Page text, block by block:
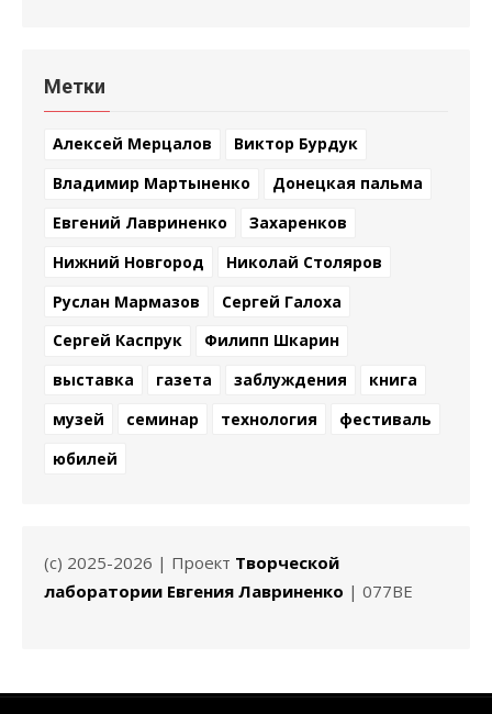
Метки
Алексей Мерцалов
Виктор Бурдук
Владимир Мартыненко
Донецкая пальма
Евгений Лавриненко
Захаренков
Нижний Новгород
Николай Столяров
Руслан Мармазов
Сергей Галоха
Сергей Каспрук
Филипп Шкарин
выставка
газета заблуждения
книга
музей
семинар технология
фестиваль
юбилей
(c) 2025-2026 | Проект Творческой
лаборатории Евгения Лавриненко | 077BE